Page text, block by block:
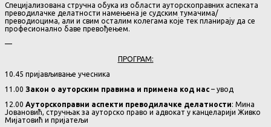
Специјализована стручна обука из области ауторскоправних аспеката
преводилачке делатности намењена је судским тумачима/
преводиоцима, али и свим осталим колегама које тек планирају да се
професионално баве превођењем.
—
ПРОГРАМ:
10.45 пријављивање учесника
11.00 Закон о ауторским правима и примена код нас – увод
12.00 Ауторскоправни аспекти преводилачке делатности: Мина
Јовановић, стручњак за ауторско право и адвокат у канцеларији Живко
Мијатовић и пријатељи